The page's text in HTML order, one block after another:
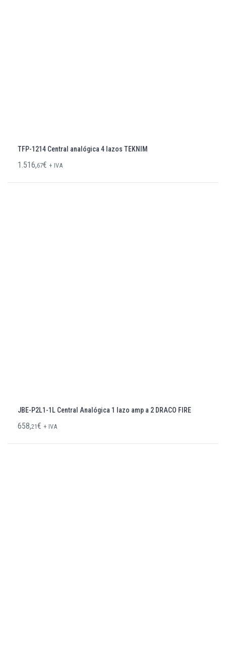
TFP-1214 Central analógica 4 lazos TEKNIM
1.516,67€ + IVA
JBE-P2L1-1L Central Analógica 1 lazo amp a 2 DRACO FIRE
658,21€ + IVA